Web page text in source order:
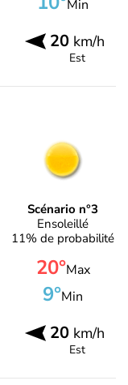
Min
20 km/h
Est
Scénario n°3
Ensoleillé
11% de probabilité
20°Max
9°Min
20 km/h
Est